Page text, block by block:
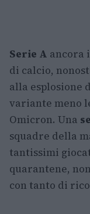
Serie A ancora
di calcio,
alla esplosione
variante meno
Omicron. Una
squadre della
tantissimi
quarantene,
con tanto di